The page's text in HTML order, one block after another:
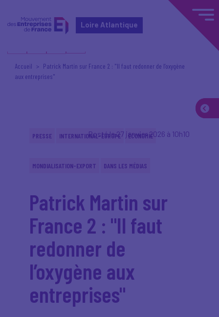
Loire Atlantique
Accueil
Patrick Martin sur France 2 : "Il faut redonner de l’oxygène
aux entreprises"
Posté le 27 janvier 2026 à 10h10
PRESSE INTERNATIONAL-EUROPE ÉCONOMIE
MONDIALISATION-EXPORT DANS LES MÉDIAS
Patrick Martin sur
France 2 : "Il faut
redonner de
l’oxygène aux
entreprises"